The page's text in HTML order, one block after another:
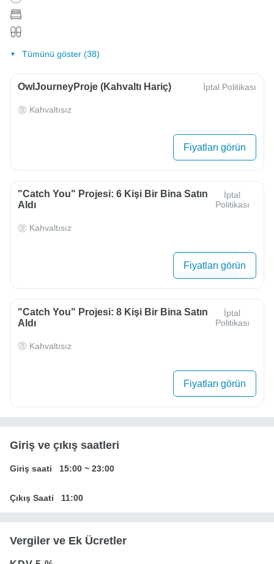
Tümünü göster (38)
OwlJourneyProje (Kahvaltı Hariç) İptal Politikası
Kahvaltısız
Fiyatları görün
"Catch You" Projesi: 6 Kişi Bir Bina Satın
Aldı
İptal
Politikası
Kahvaltısız
Fiyatları görün
"Catch You" Projesi: 8 Kişi Bir Bina Satın
Aldı
İptal
Politikası
Kahvaltısız
Fiyatları görün
Giriş ve çıkış saatleri
Giriş saati 15:00 ~ 23:00
Çıkış Saati 11:00
Vergiler ve Ek Ücretler